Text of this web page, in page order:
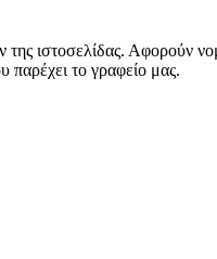
της ιστοσελίδας. Αφορούν
παρέχει το γραφείο μας.